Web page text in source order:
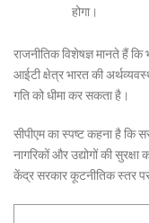
होगा।
राजनीतिक विशेषज्ञ मानते हैं कि
आईटी क्षेत्र भारत की
गति को धीमा कर सकता है।
सीपीएम का स्पष्ट कहना है
नागरिकों और उद्योगों की
केंद्र सरकार कूटनीतिक स्तर